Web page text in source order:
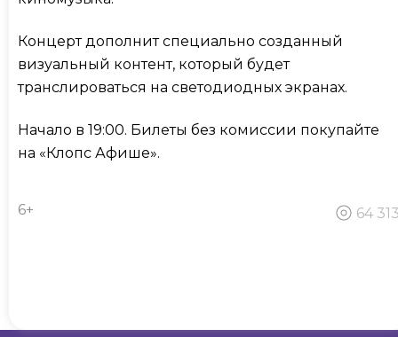
Концерт дополнит специально созданный
визуальный контент, который будет
транслироваться на светодиодных экранах.
Начало в 19:00. Билеты без комиссии покупайте
на «Клопс Афише».
6+ 64